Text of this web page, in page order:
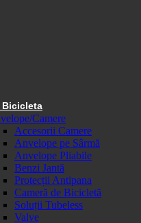
Bicicleta
Camere
Accesorii Camere
Anvelope pe Sârmă
Anvelope Pliabile
Benzi Jantă
Protecții Antipana
Cameră de Bicicletă
Soluții Tubeless
Valve